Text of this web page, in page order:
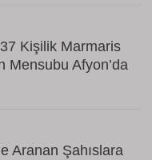
Kişilik Marmaris
Mensubu Afyon’da
Aranan Şahıslara